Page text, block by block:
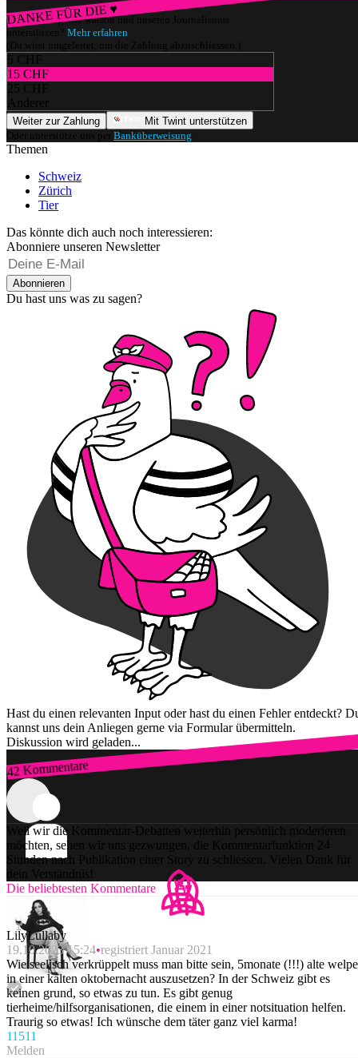
DANKE FÜR DIE ♥
Würdest du gerne watson und unseren Journalismus
unterstützen? Mehr erfahren
(Du wirst umgeleitet, um die Zahlung abzuschliessen.)
5 CHF
15 CHF
25 CHF
Anderer
Weiter zur Zahlung
Mit Twint unterstützen
Oder unterstütze uns per Banküberweisung
Themen
Schweiz
Zürich
Tier
Das könnte dich auch noch interessieren:
Abonniere unseren Newsletter
Abonnieren
Du hast uns was zu sagen?
Hast du einen relevanten Input oder hast du einen Fehler entdeckt?
kannst uns dein Anliegen gerne via Formular übermitteln.
Diskussion wird geladen...
42 Kommentare
Zum Login
Weil wir die Kommentar-Debatten weiterhin persönlich moderieren
möchten, sehen wir uns gezwungen, die Kommentarfunktion 24
Stunden nach Publikation einer Story zu schliessen. Vielen Dank für
dein Verständnis!
Die beliebtesten Kommentare
LilyLullaby
19.10.2023 15:24 registriert Januar 2021
Wie seelisch verkrüppelt muss man bitte sein, 5monate (!!!) alte
in einer kalten oktobernacht auszusetzen? In der Schweiz gibt es
keinen grund, so etwas zu tun. Es gibt genug
tierheime/hilfsorganisationen, die einem in einer notsituation helfen.
Traurig so etwas! Ich wünsche dem täter ganz viel karma!
11511
Melden